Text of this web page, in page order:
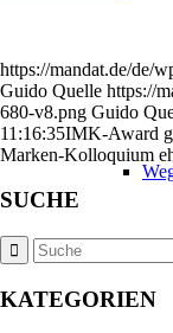
https://mandat.de/de/
Guido Quelle https://
680-v8.png Guido
11:16:35IMK-Award
Marken-Kolloquium
SUCHE
KATEGORIEN